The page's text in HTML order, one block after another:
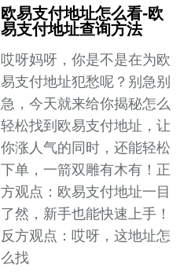
欧易支付地址怎么看-欧
易支付地址查询方法
哎呀妈呀，你是不是在为欧
易支付地址犯愁呢？别急别
急，今天就来给你揭秘怎么
轻松找到欧易支付地址，让
你涨人气的同时，还能轻松
下单，一箭双雕有木有！正
方观点：欧易支付地址一目
了然，新手也能快速上手！
反方观点：哎呀，这地址怎
么找